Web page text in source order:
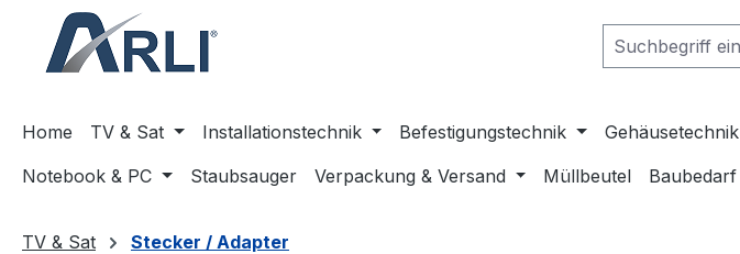
Zur Hauptnavigation springen
Home TV & Sat Installationstechnik Befestigungstechnik Gehäusetechnik
Notebook & PC
Staubsauger Verpackung & Versand Müllbeutel Baubedarf
TV & Sat Stecker / Adapter